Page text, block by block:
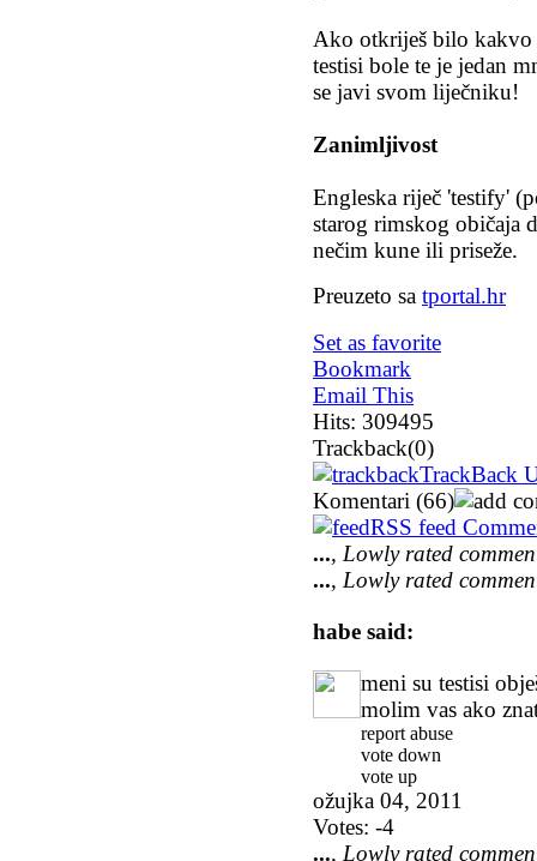
Ako otkriješ bilo kakvo
testisi bole te je jedan
se javi svom liječniku!
Zanimljivost
Engleska riječ 'testify'
starog rimskog običaja
nečim kune ili priseže.
Preuzeto sa tportal.hr
Set as favorite
Bookmark
Email This
Hits: 309495
Trackback(0)
TrackBack
Komentari (66)
RSS feed
..., Lowly rated
..., Lowly rated
habe said:
meni su testisi
molim vas ako
report abuse
vote down
vote up
ožujka 04, 2011
Votes: -4
..., Lowly rated